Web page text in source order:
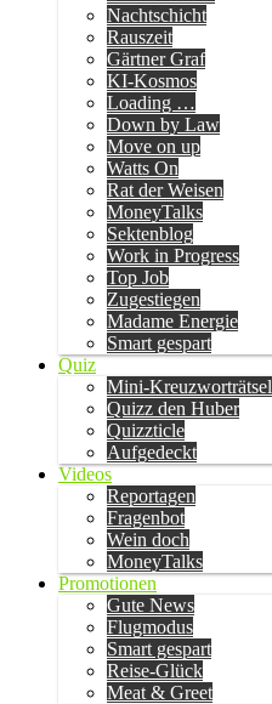
Nachtschicht
Rauszeit
Gärtner Graf
KI-Kosmos
Loading …
Down by Law
Move on up
Watts On
Rat der Weisen
MoneyTalks
Sektenblog
Work in Progress
Top Job
Zugestiegen
Madame Energie
Smart gespart
Quiz
Mini-Kreuzworträtsel
Quizz den Huber
Quizzticle
Aufgedeckt
Videos
Reportagen
Fragenbot
Wein doch
MoneyTalks
Promotionen
Gute News
Flugmodus
Smart gespart
Reise-Glück
Meat & Greet